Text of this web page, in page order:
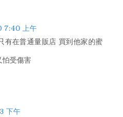
7:40 上午
有在普通量販店 買到他家的蜜
怕受傷害
下午